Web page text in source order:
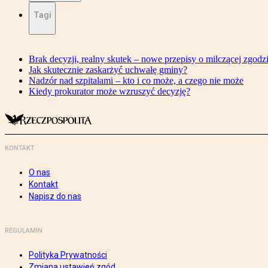
Tagi
Brak decyzji, realny skutek – nowe przepisy o milczącej
Jak skutecznie zaskarżyć uchwałę gminy?
Nadzór nad szpitalami – kto i co może, a czego nie może
Kiedy prokurator może wzruszyć decyzję?
KONTAKT
O nas
Kontakt
Napisz do nas
REGULAMIN
Polityka Prywatności